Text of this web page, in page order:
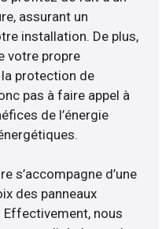
assurant un
installation. De plus,
votre propre
protection de
pas à faire appel à
de l’énergie
s’accompagne d’une
des panneaux
nous